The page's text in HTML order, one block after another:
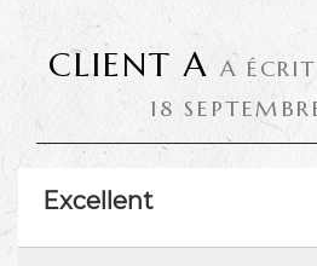
CLIENT A A
18
Excellent